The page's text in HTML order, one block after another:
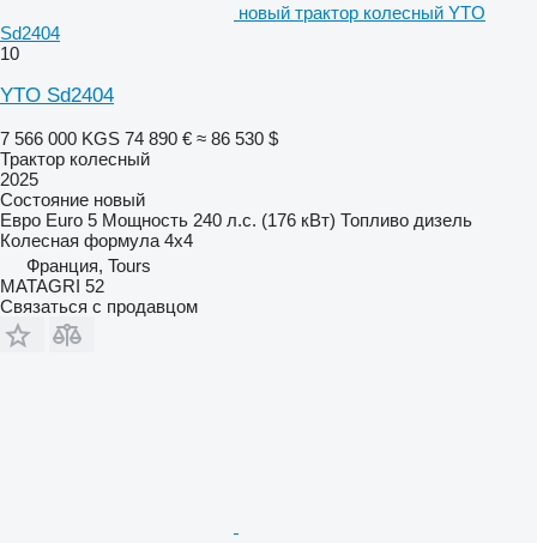
новый трактор колесный YTO
Sd2404
10
YTO Sd2404
7 566 000 KGS 74 890 € ≈ 86 530 $
Трактор колесный
2025
Состояние новый
Евро Euro 5 Мощность 240 л.с. (176 кВт) Топливо дизель
Колесная формула 4x4
Франция, Tours
MATAGRI 52
Связаться с продавцом